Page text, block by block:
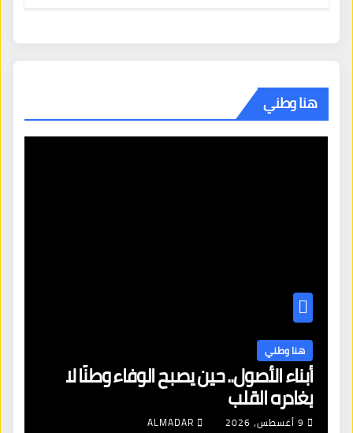
هنا وطني
هنا وطني
أبناء الأصول.. حين يصبح الوفاء وطنًا لا
يغادره القلب
9 أغسطس، 2026 ALMADAR